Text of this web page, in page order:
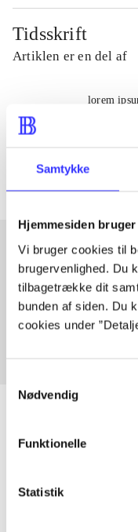
Samtykke
Hjemmesiden
Vi bruger cookies til
brugervenlighed. Du
tilbagetrække dit
bunden af siden. Du
cookies under
Nødvendig
Funktionelle
Statistik
Tidsskrift
Artiklen er en del af
lorem
Artikler med
Fra